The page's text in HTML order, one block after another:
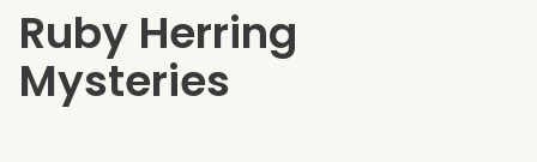
Ruby Herring
Mysteries